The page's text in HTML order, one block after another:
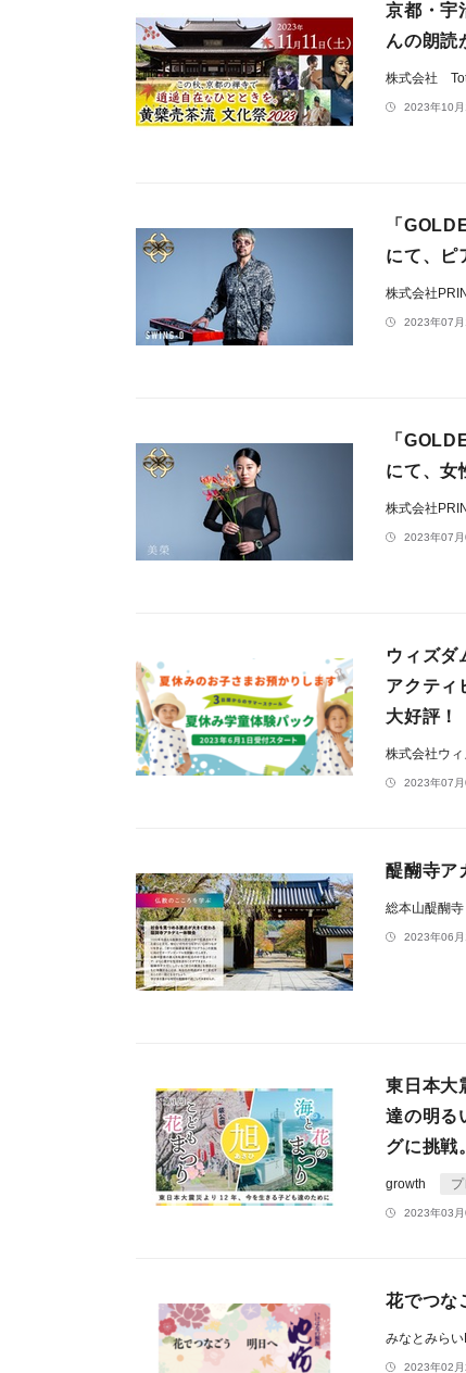
京都・宇
んの朗読
株式会社
2023年10
「
にて、ピ
株式会社
2023年07
「
にて、女
株式会社
2023年07
ウィズダ
アクティ
大好評！
株式会社ウ
2023年07
醍醐寺ア
総本山醍醐寺
2023年06
東日本大
達の明る
グに挑戦
growth
2023年03
花でつな
みなとみら
2023年02